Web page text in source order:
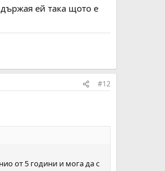
ей така щото е
#12
от 5 години и мога да с